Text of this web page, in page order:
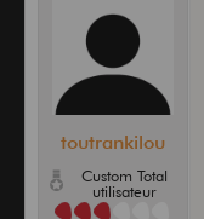
toutrankilou
Custom Total
utilisateur